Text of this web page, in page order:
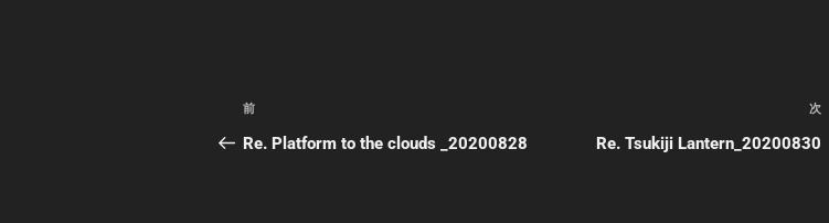
投
稿
前
の
前
Re. Platform to the clouds _20200828
次
次
Re. Tsukiji Lantern_20200830